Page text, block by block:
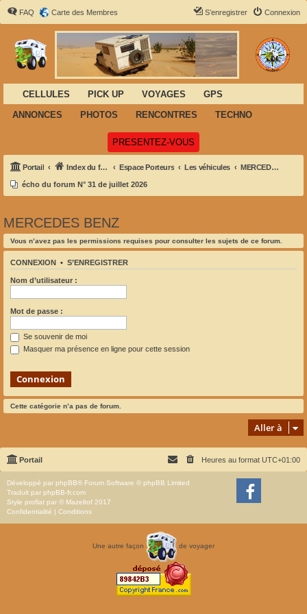
FAQ Carte des Membres Connexion
S’enregistrer
CELLULES PICK UP VOYAGES
GPS
ANNONCES
PHOTOS RENCONTRES TECHNO
PRESENTEZ-VOUS
Portail Index du forum Espace Porteurs Les véhicules MERCEDES BENZ
écho du forum N° 31 de juillet 2026
MERCEDES BENZ
Vous n’avez pas les permissions requises pour consulter les sujets de ce forum.
CONNEXION • S’ENREGISTRER
Nom d’utilisateur :
Mot de passe :
Se souvenir de moi
Masquer ma présence en ligne pour cette session
Cette catégorie n’a pas de forum.
Aller à
Portail Heures au format UTC+01:00
Développé par phpBB® Forum Software © phpBB Limited
Traduit par phpBB-fr.com
Style proflat par © Mazeltof 2017
Confidentialité | Conditions
Une autre façon de voyager